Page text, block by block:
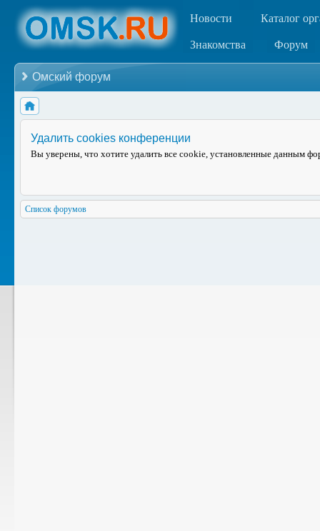
Новости Каталог
Знакомства Форум
Омский форум
Удалить cookies конференции
Вы уверены, что хотите удалить все cookie, установленные данным
Список форумов